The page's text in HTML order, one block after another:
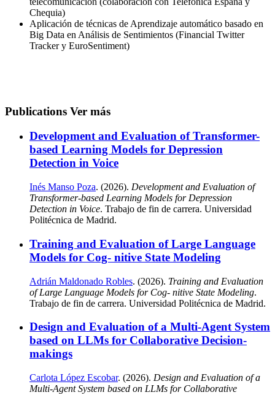
Chequia)
Aplicación de técnicas de Aprendizaje automático basado en
Big Data en Análisis de Sentimientos (Financial Twitter
Tracker y EuroSentiment)
Publications Ver más
Development and Evaluation of Transformer-
based Learning Models for Depression
Detection in Voice
Inés Manso Poza. (2026). Development and Evaluation of
Transformer-based Learning Models for Depression
Detection in Voice. Trabajo de fin de carrera. Universidad
Politécnica de Madrid.
Training and Evaluation of Large Language
Models for Cog- nitive State Modeling
Adrián Maldonado Robles. (2026). Training and Evaluation
of Large Language Models for Cog- nitive State Modeling.
Trabajo de fin de carrera. Universidad Politécnica de Madrid.
Design and Evaluation of a Multi-Agent System
based on LLMs for Collaborative Decision-
makings
Carlota López Escobar. (2026). Design and Evaluation of a
Multi-Agent System based on LLMs for Collaborative